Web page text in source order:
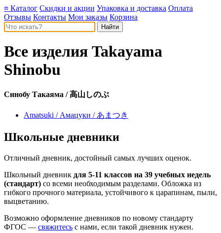
≡ Каталог Скидки и акции Упаковка и доставка Оплата
Отзывы Контакты Мои заказы Корзина
Все изделия Takayama
Shinobu
Синобу Такаяма / 高山しのぶ
Amatsuki / Амацуки / あまつき
Школьные дневники
Отличный дневник, достойный самых лучших оценок.
Школьный дневник для 5-11 классов на 39 учебных недель
(стандарт) со всеми необходимым разделами. Обложка из
гибкого прочного материала, устойчивого к царапинам, пыли,
выцветанию.
Возможно оформление дневников по новому стандарту
ФГОС — свяжитесь с нами, если такой дневник нужен.